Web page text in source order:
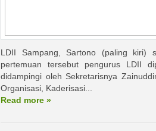
LDII Sampang, Sartono (paling kiri)
pertemuan tersebut pengurus LDII
didampingi oleh Sekretarisnya
Organisasi, Kaderisasi...
Read more »